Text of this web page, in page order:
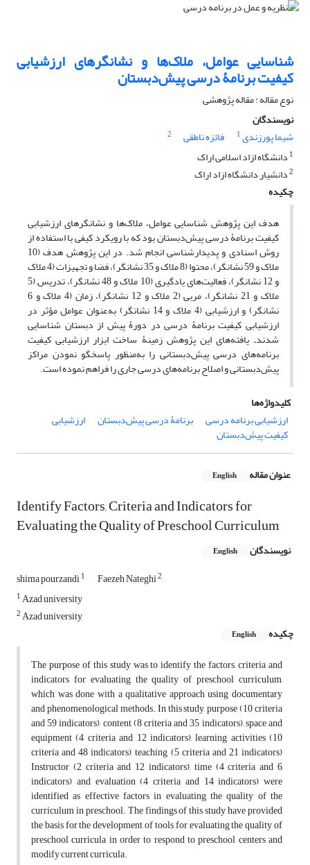
شناسایی عوامل، ملاک‌ها و نشانگرهای ارزشیابی
کیفیت برنامۀ درسی پیش‌دبستان
نوع مقاله : مقاله پژوهشی
نویسندگان
شیما پورزندی1 فائزه ناطقی
2
1 دانشگاه ازاد اسلامی اراک
2دانشیار دانشگاه ازاد اراک
چکیده
هدف این پژوهش شناسایی عوامل، ملاک‌ها و نشانگرهای ارزشیابی
کیفیت برنامۀ درسی پیش‌دبستان بود که با رویکرد کیفی با استفاده از
روش اسنادی و پدیدارشناسی انجام شد. در این پژوهش هدف (10
ملاک و 59 نشانگر)، محتوا (8 ملاک و 35 نشانگر)، فضا و تجهیزات (4 ملاک
و 12 نشانگر)، فعالیت‌های یادگیری (10 ملاک و 48 نشانگر)، تدریس (5
ملاک و 21 نشانگر)، مربی (2 ملاک و 12 نشانگر)، زمان (4 ملاک و 6
نشانگر) و ارزشیابی (4 ملاک و 14 نشانگر) به‌عنوان عوامل مؤثر در
ارزشیابی کیفیت برنامۀ درسی در دورۀ پیش از دبستان شناسایی
شدند.یافته‌های این پژوهش زمینۀ ساخت ابزار ارزشیابی کیفیت
برنامه‌های درسی پیش‌دبستانی را به‌منظور پاسخگو نمودن مراکز
پیش‌دبستانی و اصلاح برنامه‌های درسی جاری را فراهم نموده است.
کلیدواژه‌ها
ارزشیابی برنامه درسی
برنامۀ درسی پیش‌دبستان ارزشیابی
کیفیت پیش‌دبستان
عنوان مقاله English
Identify Factors, Criteria and Indicators for
Evaluating the Quality of Preschool Curriculum
نویسندگان English
shima pourzandi1 Faezeh Nateghi2
1Azad university
2Azad university
چکیده
English
The purpose of this study was to identify the factors, criteria and
indicators for evaluating the quality of preschool curriculum,
which was done with a qualitative approach using documentary
and phenomenological methods. In this study, purpose (10 criteria
and 59 indicators), content (8 criteria and 35 indicators), space and
equipment (4 criteria and 12 indicators), learning activities (10
criteria and 48 indicators), teaching (5 criteria and 21 indicators)
Instructor (2 criteria and 12 indicators), time (4 criteria and 6
indicators) and evaluation (4 criteria and 14 indicators) were
identified as effective factors in evaluating the quality of the
curriculum in preschool. The findings of this study have provided
the basis for the development of tools for evaluating the quality of
preschool curricula in order to respond to preschool centers and
modify current curricula.